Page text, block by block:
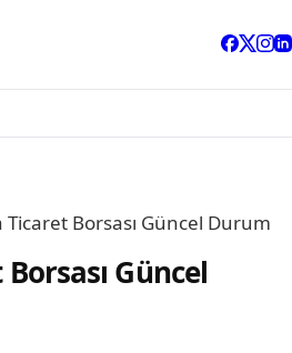
Ticaret Borsası Güncel Durum
Güncel